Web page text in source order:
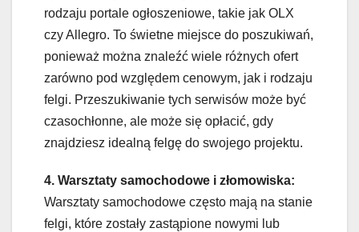
rodzaju portale ogłoszeniowe, takie jak OLX
czy Allegro. To świetne miejsce do poszukiwań,
ponieważ można znaleźć wiele różnych ofert
zarówno pod względem cenowym, jak i rodzaju
felgi. Przeszukiwanie tych serwisów może być
czasochłonne, ale może się opłacić, gdy
znajdziesz idealną felgę do swojego projektu.
4. Warsztaty samochodowe i złomowiska:
Warsztaty samochodowe często mają na stanie
felgi, które zostały zastąpione nowymi lub